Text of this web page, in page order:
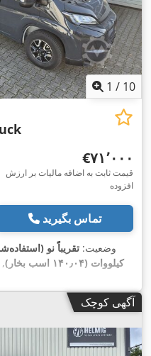
1 / 10
‎€۷۱٬۰۰۰
قیمت ثابت به اضافه مالیات بر ارزش
افزوده
تماس بگیرید
وضعیت: تقریباً نو
کیلووات (۱۴۰٫۰۴ اسب بخار)
,
میلی‌متر, عرض فضای
بارگیری: ۲٬۳۰۰ میلی‌متر آگهی کوچک